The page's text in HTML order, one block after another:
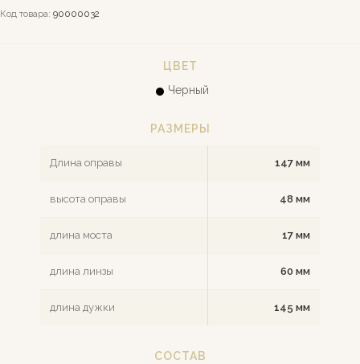
Код товара: 90000032
ЦВЕТ
Черный
РАЗМЕРЫ
Длина оправы 147 мм
высота оправы 48 мм
длина моста 17 мм
длина линзы 60 мм
длина дужки 145 мм
СОСТАВ